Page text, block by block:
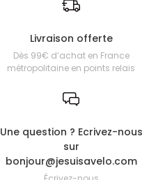
Livraison offerte
Dès 99€ d’achat en France
métropolitaine en points relais
Une question ? Ecrivez-nous
sur
bonjour@jesuisavelo.com